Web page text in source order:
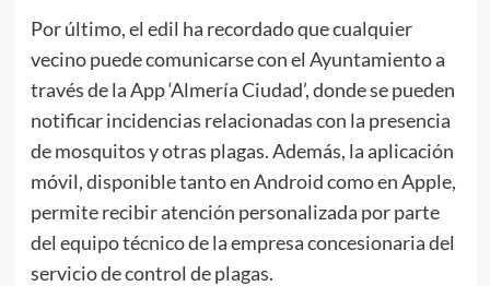
Por último, el edil ha recordado que cualquier
vecino puede comunicarse con el Ayuntamiento a
través de la App ‘Almería Ciudad’, donde se pueden
notificar incidencias relacionadas con la presencia
de mosquitos y otras plagas. Además, la aplicación
móvil, disponible tanto en Android como en Apple,
permite recibir atención personalizada por parte
del equipo técnico de la empresa concesionaria del
servicio de control de plagas.